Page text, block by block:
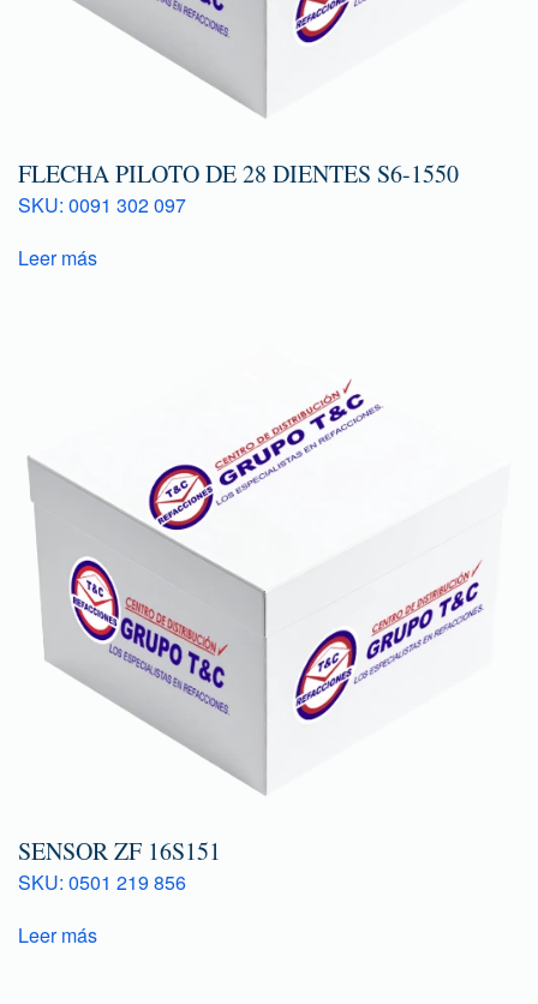
FLECHA PILOTO DE 28 DIENTES S6-1550
SKU: 0091 302 097
Leer más
SENSOR ZF 16S151
SKU: 0501 219 856
Leer más